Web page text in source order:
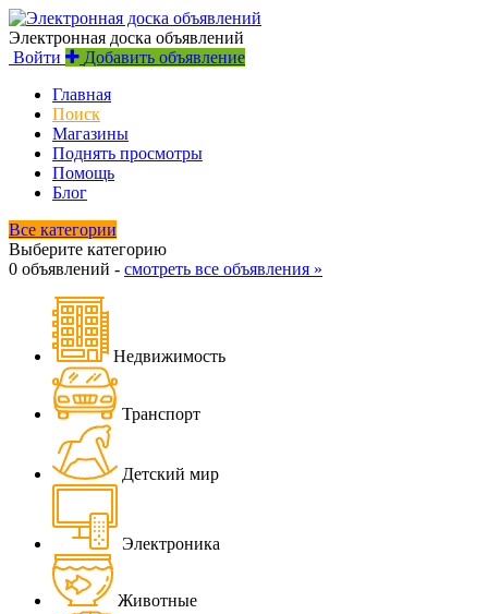
Электронная доска объявлений
Войти
Добавить объявление
Главная
Поиск
Магазины
Поднять просмотры
Помощь
Блог
Все категории
Выберите категорию
0 объявлений - смотреть все объявления »
Недвижимость
Транспорт
Детский мир
Электроника
Животные